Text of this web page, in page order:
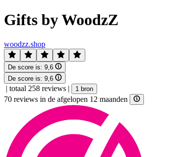
Gifts by WoodzZ
woodzz.shop
De score is: 9,6
De score is: 9,6
| totaal 258 reviews | 1 bron
70 reviews in de afgelopen 12 maanden